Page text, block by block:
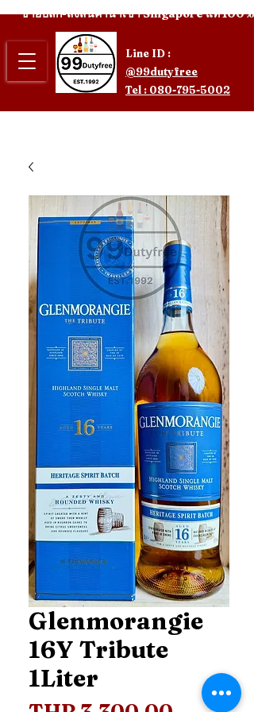
Line ID :
@99dutyfree
Tel : 080-795-5002
ขายปลีก-ส่งสินค้านำเข้า Singapore แท้ 100%
Glenmorangie
16Y Tribute
1Liter